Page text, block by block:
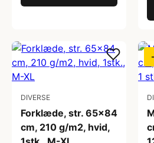
DIVERSE
Forklæde, str. 65x84
cm, 210 g/m2, hvid,